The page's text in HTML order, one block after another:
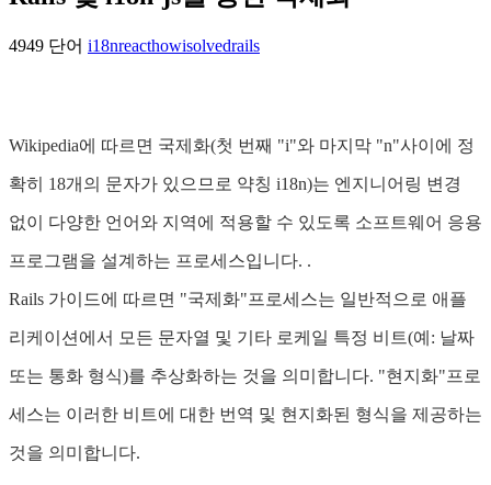
4949 단어 i18nreacthowisolvedrails
Wikipedia에 따르면 국제화(첫 번째 "i"와 마지막 "n"사이에 정
확히 18개의 문자가 있으므로 약칭 i18n)는 엔지니어링 변경
없이 다양한 언어와 지역에 적용할 수 있도록 소프트웨어 응용
프로그램을 설계하는 프로세스입니다. .
Rails 가이드에 따르면 "국제화"프로세스는 일반적으로 애플
리케이션에서 모든 문자열 및 기타 로케일 특정 비트(예: 날짜
또는 통화 형식)를 추상화하는 것을 의미합니다. "현지화"프로
세스는 이러한 비트에 대한 번역 및 현지화된 형식을 제공하는
것을 의미합니다.